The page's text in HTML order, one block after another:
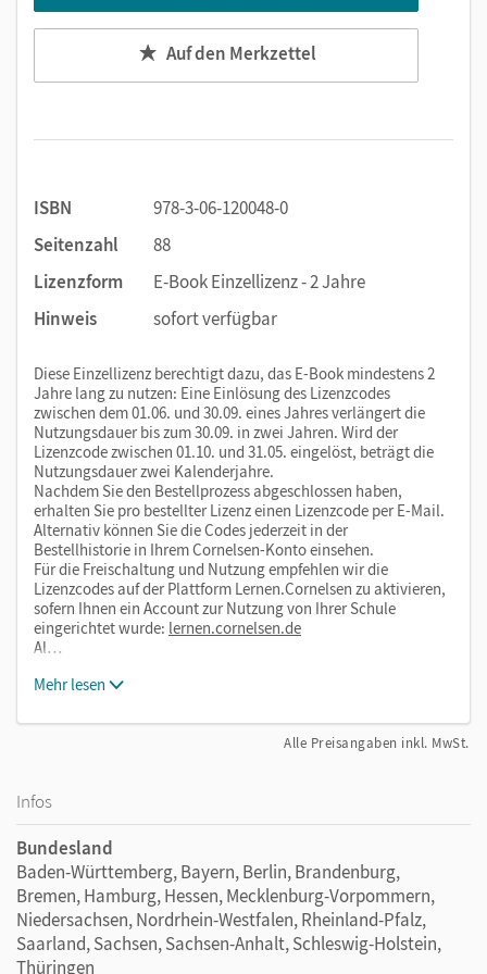
wie z. B. Markieren, Textfelder und Notizen, die
Lehrwerkinhalte.
Auf den Merkzettel
ISBN
978-3-06-120048-0
Seitenzahl
88
Lizenzform
E-Book Einzellizenz - 2 Jahre
Hinweis
sofort verfügbar
Diese Einzellizenz berechtigt dazu, das E-Book mindestens 2
Jahre lang zu nutzen: Eine Einlösung des Lizenzcodes
zwischen dem 01.06. und 30.09. eines Jahres verlängert die
Nutzungsdauer bis zum 30.09. in zwei Jahren. Wird der
Lizenzcode zwischen 01.10. und 31.05. eingelöst, beträgt die
Nutzungsdauer zwei Kalenderjahre.
Nachdem Sie den Bestellprozess abgeschlossen haben,
erhalten Sie pro bestellter Lizenz einen Lizenzcode per E-Mail.
Alternativ können Sie die Codes jederzeit in der
Bestellhistorie in Ihrem Cornelsen-Konto einsehen.
Für die Freischaltung und Nutzung empfehlen wir die
Lizenzcodes auf der Plattform Lernen.Cornelsen zu aktivieren,
sofern Ihnen ein Account zur Nutzung von Ihrer Schule
eingerichtet wurde: lernen.cornelsen.de
Al…
Mehr lesen
Alle Preisangaben inkl. MwSt.
Infos
Bundesland
Baden-Württemberg, Bayern, Berlin, Brandenburg,
Bremen, Hamburg, Hessen, Mecklenburg-Vorpommern,
Niedersachsen, Nordrhein-Westfalen, Rheinland-Pfalz,
Saarland, Sachsen, Sachsen-Anhalt, Schleswig-Holstein,
Thüringen